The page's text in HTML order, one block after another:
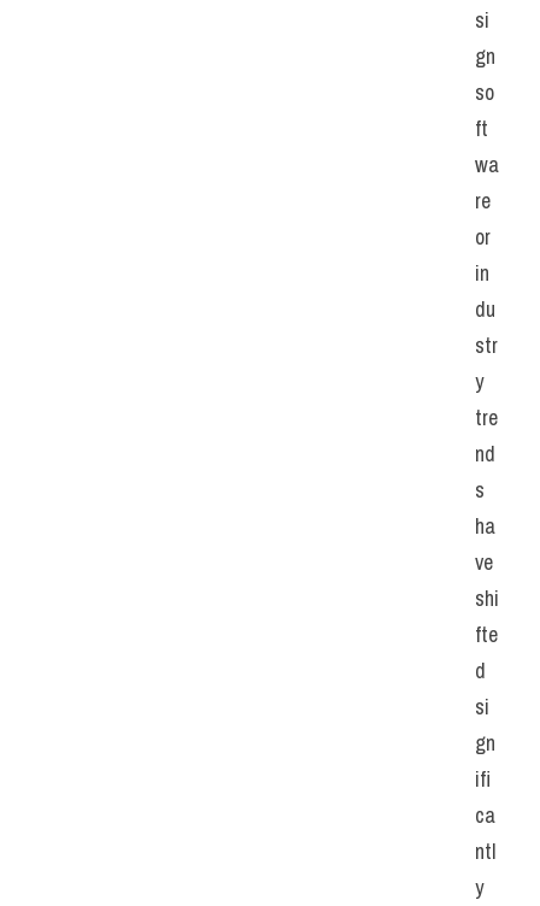
si
gn
so
ft
wa
re
or
in
du
str
y
tre
nd
s
ha
ve
shi
fte
d
si
gn
ifi
ca
ntl
y